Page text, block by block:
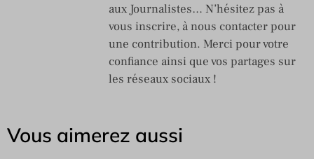
aux Journalistes… N’hésitez pas à
vous inscrire, à nous contacter pour
une contribution. Merci pour votre
confiance ainsi que vos partages sur
les réseaux sociaux !
Vous aimerez aussi